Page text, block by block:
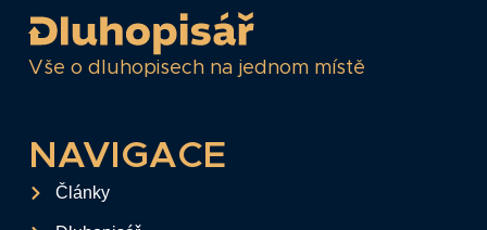
Vše o dluhopisech na jednom místě
NAVIGACE
Články